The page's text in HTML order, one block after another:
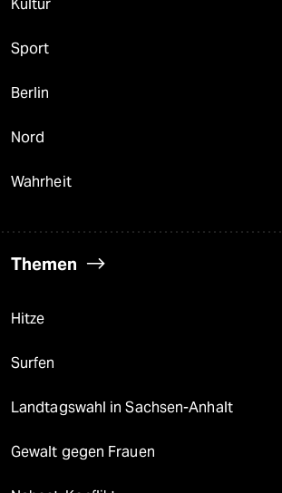
Kultur
Sport
Berlin
Nord
Wahrheit
Themen
Hitze
Surfen
Landtagswahl in Sachsen-Anhalt
Gewalt gegen Frauen